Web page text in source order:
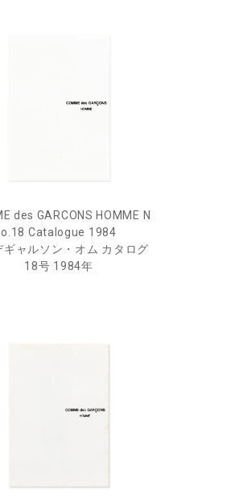
des GARCONS HOMME N
o.18 Catalogue 1984
ギャルソン・オム カタログ
18号 1984年